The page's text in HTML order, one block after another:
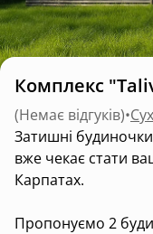
Комплекс
(Немає відгуків)•
Затишні
вже чекає стати
Карпатах.
Пропонуємо 2